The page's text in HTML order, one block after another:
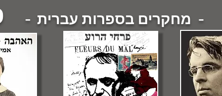
- מחקרים בספרות עברית -